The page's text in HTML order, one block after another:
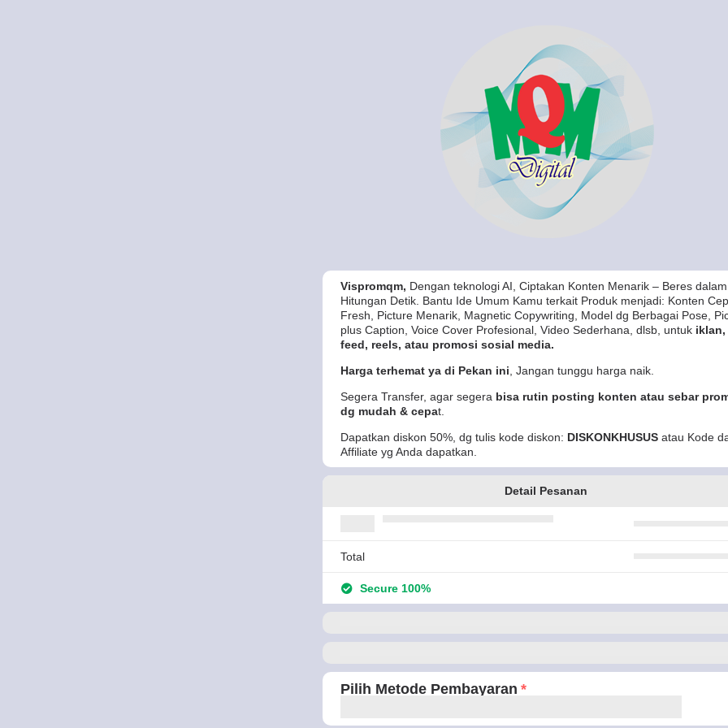
Vispromqm, Dengan teknologi AI, Ciptakan Konten Menarik – Beres dalam
Hitungan Detik. Bantu Ide Umum Kamu terkait Produk menjadi: Konten
Fresh, Picture Menarik, Magnetic Copywriting, Model dg Berbagai Pose,
plus Caption, Voice Cover Profesional, Video Sederhana, dlsb, untuk iklan,
feed, reels, atau promosi sosial media.
Harga terhemat ya di Pekan ini , Jangan tunggu harga naik.
Segera Transfer, agar segera bisa rutin posting konten atau sebar
dg mudah & cepat.
Dapatkan diskon 50%, dg tulis kode diskon: DISKONKHUSUS atau Kode
Affiliate yg Anda dapatkan.
Detail Pesanan
Total
Secure 100%
Pilih Metode Pembayaran